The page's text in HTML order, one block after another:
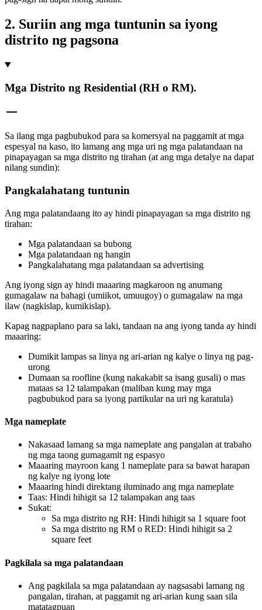
2. Suriin ang mga tuntunin sa iyong
distrito ng pagsona
Mga Distrito ng Residential (RH o RM).
Sa ilang mga pagbubukod para sa komersyal na paggamit at mga
espesyal na kaso, ito lamang ang mga uri ng mga palatandaan na
pinapayagan sa mga distrito ng tirahan (at ang mga detalye na dapat
nilang sundin):
Pangkalahatang tuntunin
Ang mga palatandaang ito ay hindi pinapayagan sa mga distrito ng
tirahan:
Mga palatandaan sa bubong
Mga palatandaan ng hangin
Pangkalahatang mga palatandaan sa advertising
Ang iyong sign ay hindi maaaring magkaroon ng anumang
gumagalaw na bahagi (umiikot, umuugoy) o gumagalaw na mga
ilaw (nagkislap, kumikislap).
Kapag nagpaplano para sa laki, tandaan na ang iyong tanda ay hindi
maaaring:
Dumikit lampas sa linya ng ari-arian ng kalye o linya ng pag-
urong
Dumaan sa roofline (kung nakakabit sa isang gusali) o mas
mataas sa 12 talampakan (maliban kung may mga
pagbubukod para sa iyong partikular na uri ng karatula)
Mga nameplate
Nakasaad lamang sa mga nameplate ang pangalan at trabaho
ng mga taong gumagamit ng espasyo
Maaaring mayroon kang 1 nameplate para sa bawat harapan
ng kalye ng iyong lote
Maaaring hindi direktang iluminado ang mga nameplate
Taas: Hindi hihigit sa 12 talampakan ang taas
Sukat:
Sa mga distrito ng RH: Hindi hihigit sa 1 square foot
Sa mga distrito ng RM o RED: Hindi hihigit sa 2
square feet
Pagkilala sa mga palatandaan
Ang pagkilala sa mga palatandaan ay nagsasabi lamang ng
pangalan, tirahan, at paggamit ng ari-arian kung saan sila
matatagpuan